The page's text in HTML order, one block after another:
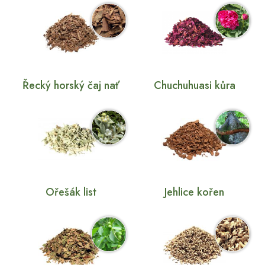
Řecký horský čaj nať Chuchuhuasi kůra
Ořešák list Jehlice kořen